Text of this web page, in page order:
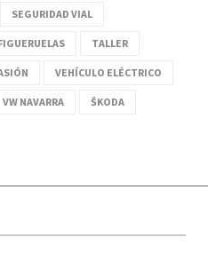
SEGURIDAD VIAL
TALLER
VEHÍCULO ELÉCTRICO
VW NAVARRA ŠKODA